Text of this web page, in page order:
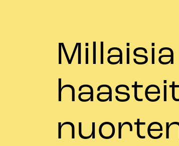
Millaisia